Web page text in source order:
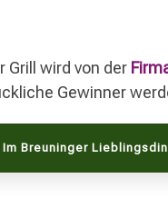
Grill wird von der
Gewinner
Im Breuninger